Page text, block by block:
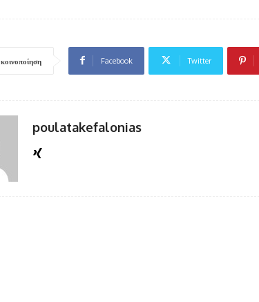
κοινοποίηση Facebook Twitter
poulatakefalonias